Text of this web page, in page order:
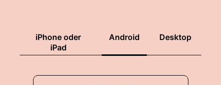
iPhone oder
iPad
Android Desktop